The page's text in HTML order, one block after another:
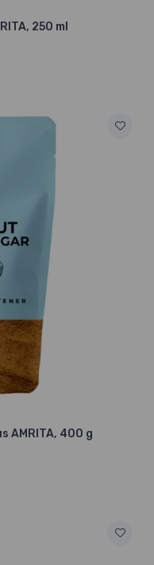
250 ml
AMRITA, 400 g